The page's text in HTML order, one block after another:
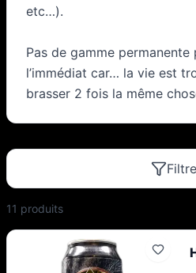
etc…).
Pas de gamme permanente
l’immédiat car… la vie est
brasser 2 fois la même
11 produits